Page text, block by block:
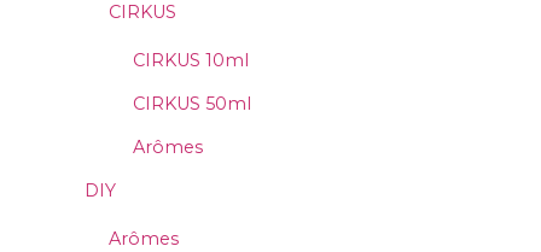
CIRKUS
CIRKUS 10ml
CIRKUS 50ml
Arômes
DIY
Arômes